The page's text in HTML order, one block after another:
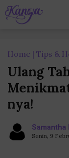
Home Tips &
Ulang
nya!
Samantha
Senin, 9